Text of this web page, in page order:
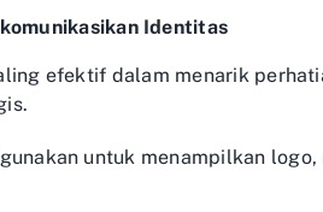
Identitas
efektif dalam menarik
untuk menampilkan